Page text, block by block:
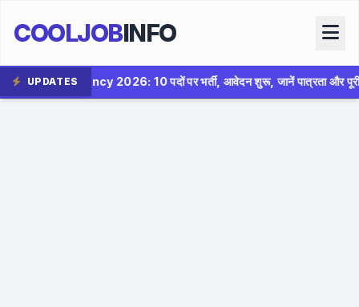
COOLJOBINFO
UPDATES
पदों पर भर्ती, आवेदन शुरू, जानें पात्रता और पूरी जानकारी ✦